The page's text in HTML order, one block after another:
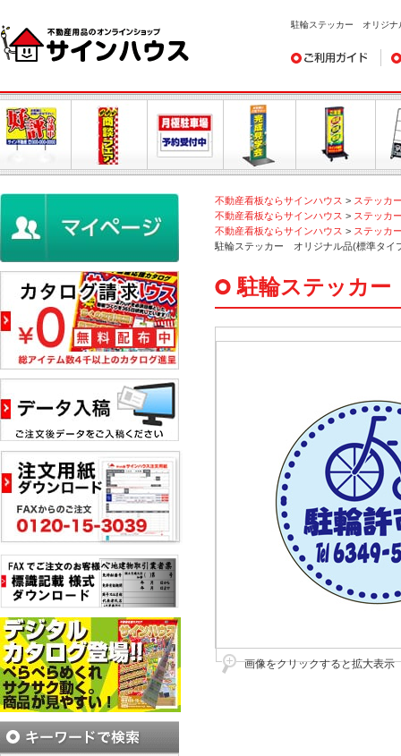
駐輪ステッカー オリジナ
ご利用ガイド デ
不動産看板ならサインハウス > ステッカ
不動産看板ならサインハウス > ステッカ
不動産看板ならサインハウス > ステッカ
駐輪ステッカー オリジナル品(標準タイ
駐輪ステッカ
画像をクリックすると拡大表示